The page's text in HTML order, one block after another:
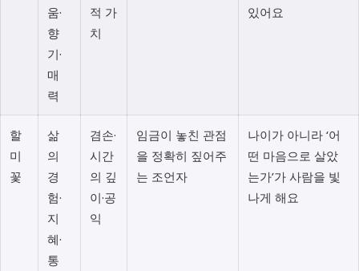
움·
향
기·
매
력
적 가
치
있어요
할
미
꽃
삶
의
경
험·
지
혜·
통
겸손·
시간
의 깊
이·공
익
임금이 놓친 관점
을 정확히 짚어주
는 조언자
나이가 아니라 ‘어
떤 마음으로 살았
는가’가 사람을 빛
나게 해요